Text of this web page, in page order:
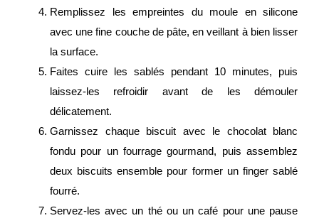
Remplissez les empreintes du moule en silicone
avec une fine couche de pâte, en veillant à bien lisser
la surface.
Faites cuire les sablés pendant 10 minutes, puis
laissez-les refroidir avant de les démouler
délicatement.
Garnissez chaque biscuit avec le chocolat blanc
fondu pour un fourrage gourmand, puis assemblez
deux biscuits ensemble pour former un finger sablé
fourré.
Servez-les avec un thé ou un café pour une pause